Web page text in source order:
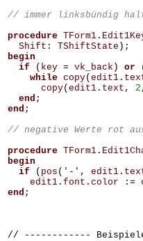
procedure TForm1 .
Shift : TShiftState );
begin
if
( key = vk_back ) or
while copy( edit1 .
copy( edit1 . text , 2
end ;
end ;
procedure TForm1 .
begin
if
( pos ( '-' , edit1 .
edit1 . font . color :=
end ;
// ------------